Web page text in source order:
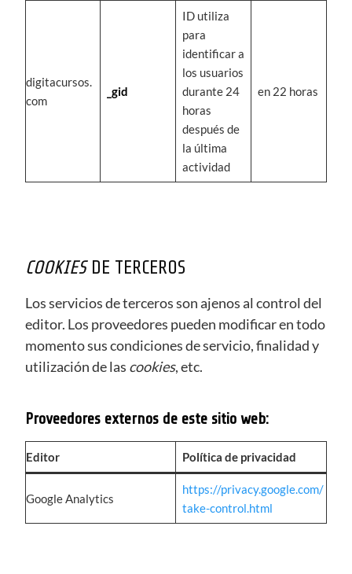
digitacursos.
com
_gid
ID utiliza
para
identificar a
los usuarios
durante 24
horas
después de
la última
actividad
en 22 horas
COOKIES DE TERCEROS
Los servicios de terceros son ajenos al control del
editor. Los proveedores pueden modificar en todo
momento sus condiciones de servicio, finalidad y
utilización de las cookies, etc.
Proveedores externos de este sitio web:
Editor Política de privacidad
Google Analytics
https://privacy.google.com/
take-control.html